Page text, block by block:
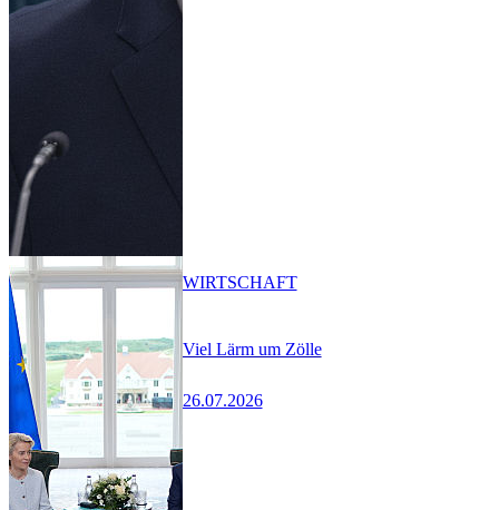
Viel Lärm um Zölle
26.07.2026
WIRTSCHAFT